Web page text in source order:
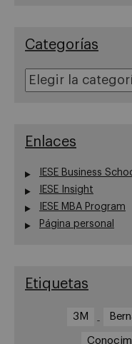
Categorías
Enlaces
IESE Business
IESE Insight
IESE MBA Program
Página personal
Etiquetas
3M